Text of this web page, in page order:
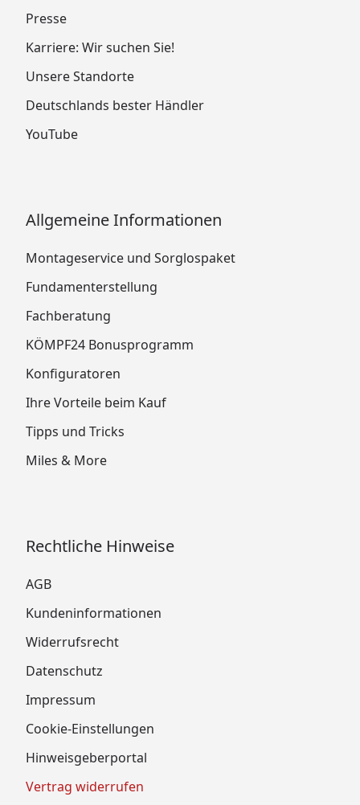
Presse
Karriere: Wir suchen Sie!
Unsere Standorte
Deutschlands bester Händler
YouTube
Allgemeine Informationen
Montageservice und Sorglospaket
Fundamenterstellung
Fachberatung
KÖMPF24 Bonusprogramm
Konfiguratoren
Ihre Vorteile beim Kauf
Tipps und Tricks
Miles & More
Rechtliche Hinweise
AGB
Kundeninformationen
Widerrufsrecht
Datenschutz
Impressum
Cookie-Einstellungen
Hinweisgeberportal
Vertrag widerrufen